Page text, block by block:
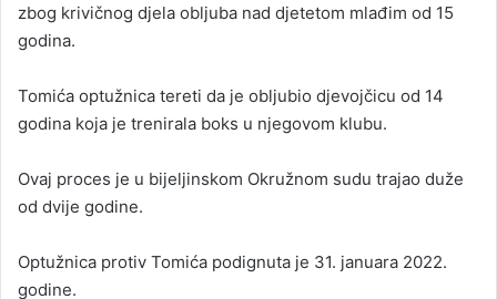
zbog krivičnog djela obljuba nad djetetom mlađim od 15
godina.
Tomića optužnica tereti da je obljubio djevojčicu od 14
godina koja je trenirala boks u njegovom klubu.
Ovaj proces je u bijeljinskom Okružnom sudu trajao duže
od dvije godine.
Optužnica protiv Tomića podignuta je 31. januara 2022.
godine.